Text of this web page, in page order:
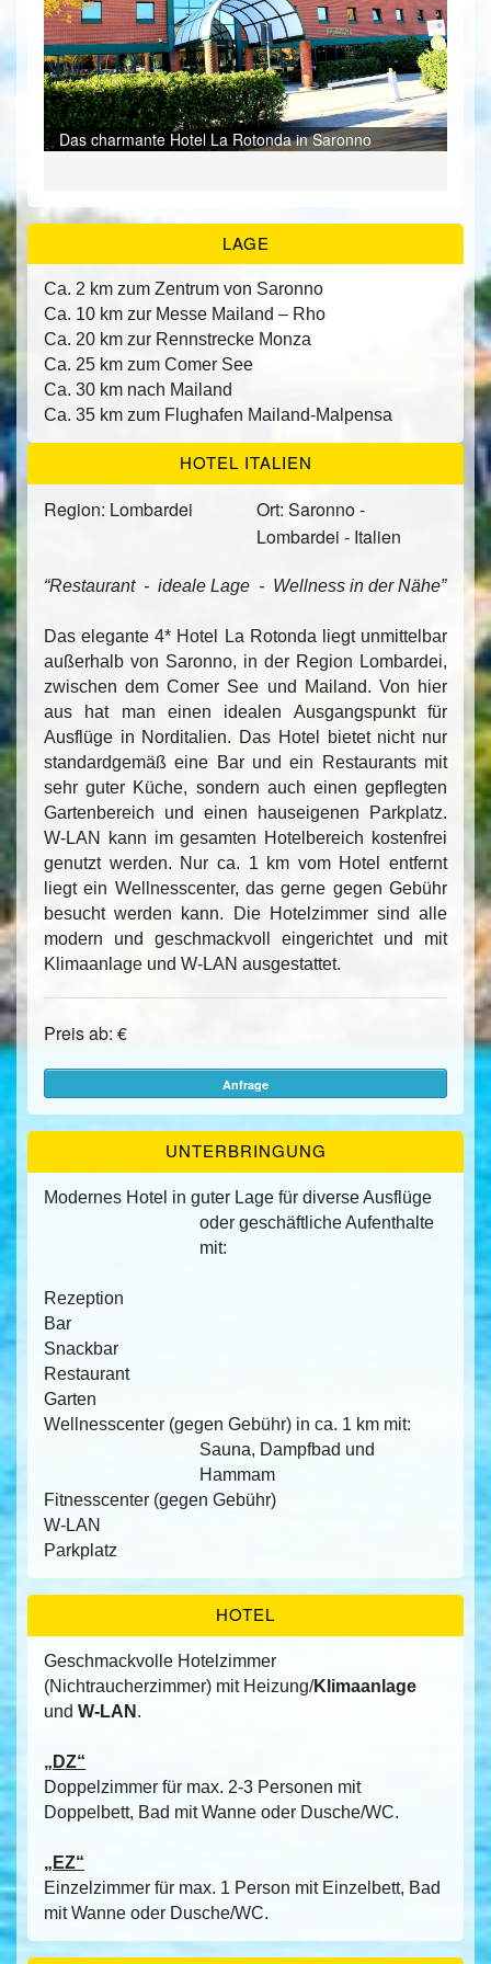
ÜBER UNS
KONTAKT/ANFRAGE
FEEDBACKS
Das charmante Hotel La Rotonda in Saronno
LAGE
Ca. 2 km zum Zentrum von Saronno
Ca. 10 km zur Messe Mailand – Rho
Ca. 20 km zur Rennstrecke Monza
Ca. 25 km zum Comer See
Ca. 30 km nach Mailand
Ca. 35 km zum Flughafen Mailand-Malpensa
HOTEL ITALIEN
Region: Lombardei
Ort: Saronno -
Lombardei - Italien
“Restaurant - ideale Lage - Wellness in der Nähe”
Das elegante 4* Hotel La Rotonda liegt unmittelbar
außerhalb von Saronno, in der Region Lombardei,
zwischen dem Comer See und Mailand. Von hier
aus hat man einen idealen Ausgangspunkt für
Ausflüge in Norditalien. Das Hotel bietet nicht nur
standardgemäß eine Bar und ein Restaurants mit
sehr guter Küche, sondern auch einen gepflegten
Gartenbereich und einen hauseigenen Parkplatz.
W-LAN kann im gesamten Hotelbereich kostenfrei
genutzt werden. Nur ca. 1 km vom Hotel entfernt
liegt ein Wellnesscenter, das gerne gegen Gebühr
besucht werden kann. Die Hotelzimmer sind alle
modern und geschmackvoll eingerichtet und mit
Klimaanlage und W-LAN ausgestattet.
Preis ab: €
Anfrage
UNTERBRINGUNG
Modernes Hotel in guter Lage für diverse Ausflüge
oder geschäftliche Aufenthalte
mit:
Rezeption
Bar
Snackbar
Restaurant
Garten
Wellnesscenter (gegen Gebühr) in ca. 1 km mit:
Sauna, Dampfbad und
Hammam
Fitnesscenter (gegen Gebühr)
W-LAN
Parkplatz
HOTEL
Geschmackvolle Hotelzimmer
(Nichtraucherzimmer) mit Heizung/Klimaanlage
und W-LAN .
„DZ“
Doppelzimmer für max. 2-3 Personen mit
Doppelbett, Bad mit Wanne oder Dusche/WC.
„EZ“
Einzelzimmer für max. 1 Person mit Einzelbett, Bad
mit Wanne oder Dusche/WC.